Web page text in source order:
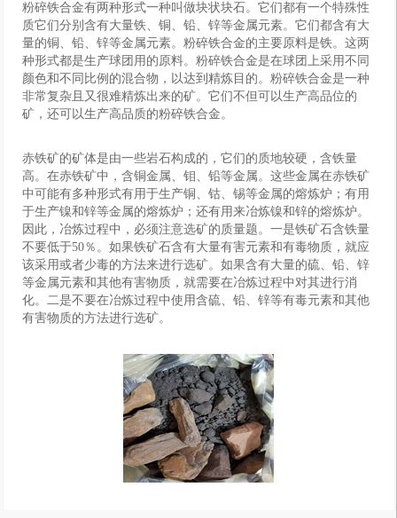
粉碎铁合金有两种形式一种叫做块状块石。它们都有一个特殊性
质它们分别含有大量铁、铜、铅、锌等金属元素。它们都含有大
量的铜、铅、锌等金属元素。粉碎铁合金的主要原料是铁。这两
种形式都是生产球团用的原料。粉碎铁合金是在球团上采用不同
颜色和不同比例的混合物，以达到精炼目的。粉碎铁合金是一种
非常复杂且又很难精炼出来的矿。它们不但可以生产高品位的
矿，还可以生产高品质的粉碎铁合金。
赤铁矿的矿体是由一些岩石构成的，它们的质地较硬，含铁量
高。在赤铁矿中，含铜金属、钼、铅等金属。这些金属在赤铁矿
中可能有多种形式有用于生产铜、钴、锡等金属的熔炼炉；有用
于生产镍和锌等金属的熔炼炉；还有用来冶炼镍和锌的熔炼炉。
因此，冶炼过程中，必须注意选矿的质量题。一是铁矿石含铁量
不要低于50％。如果铁矿石含有大量有害元素和有毒物质，就应
该采用或者少毒的方法来进行选矿。如果含有大量的硫、铅、锌
等金属元素和其他有害物质，就需要在冶炼过程中对其进行消
化。二是不要在冶炼过程中使用含硫、铅、锌等有毒元素和其他
有害物质的方法进行选矿。